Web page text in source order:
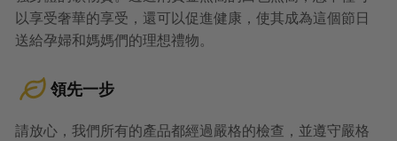
以享受奢華的享受，還可以促進健康，使其成為這個節日
送給孕婦和媽媽們的理想禮物。
領先一步
請放心，我們所有的產品都經過嚴格的檢查，並遵守嚴格